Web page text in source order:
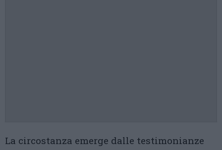
La circostanza emerge dalle testimonianze